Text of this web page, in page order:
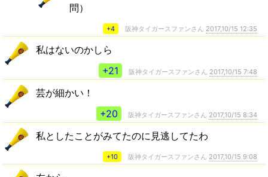
問）
+4 阪神タイガースファンさん 2017,10/15 12:35
私はないのかしら
+21
阪神タイガースファンさん 2017,10/15 7:48
芸が細かい！
+20
阪神タイガースファンさん 2017,10/15 8:34
私としたことがみてたのに見逃してたわ
+10 阪神タイガースファンさん 2017,10/15 9:08